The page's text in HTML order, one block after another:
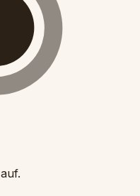
auf.